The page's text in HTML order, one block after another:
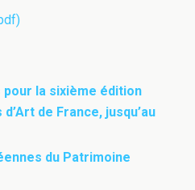
la sixième édition
de France, jusqu’au
du Patrimoine